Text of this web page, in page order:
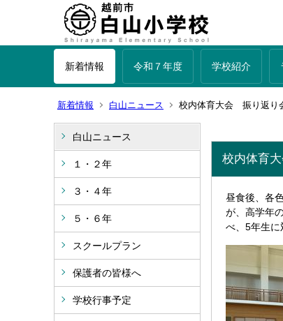
新着情報 令和７年度 学校紹介
新着情報 白山ニュース 校内体育大会 振り返り
白山ニュース
１・２年
３・４年
５・６年
スクールプラン
保護者の皆様へ
学校行事予定
校内体育
昼食後、各
が、高学年
べ、5年生に